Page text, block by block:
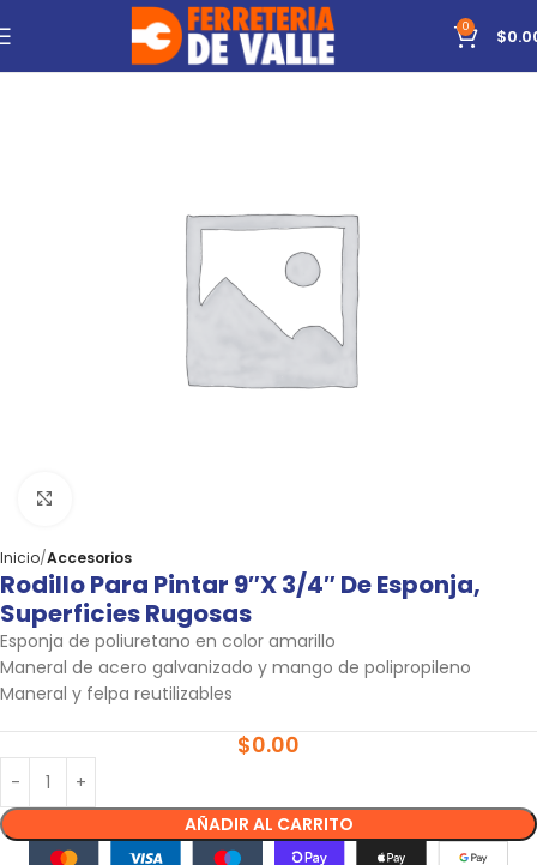
0 $
Inicio Accesorios
Rodillo Para Pintar 9″x 3/4″ De Esponja,
Superficies Rugosas
Esponja de poliuretano en color amarillo
Maneral de acero galvanizado y mango de polipropileno
Maneral y felpa reutilizables
$0.00
AÑADIR AL CARRITO